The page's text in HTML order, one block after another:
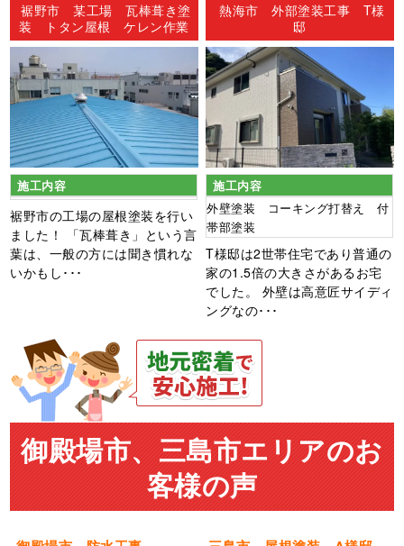
裾野市 某工場 瓦棒葺き塗
装 トタン屋根 ケレン作業
施工内容
裾野市の工場の屋根塗装を行い
ました！ 「瓦棒葺き」という言
葉は、一般の方には聞き慣れな
いかもし･･･
熱海市 外部塗装工事 T様
邸
施工内容
外壁塗装 コーキング打替え 付
帯部塗装
T様邸は2世帯住宅であり普通の
家の1.5倍の大きさがあるお宅
でした。 外壁は高意匠サイディ
ングなの･･･
御殿場市、三島市エリアのお
客様の声